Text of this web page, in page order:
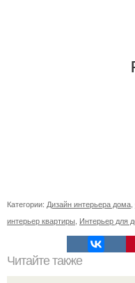
Категории: Дизайн интерьера дома
интерьер квартиры Интерьер для
Читайте также